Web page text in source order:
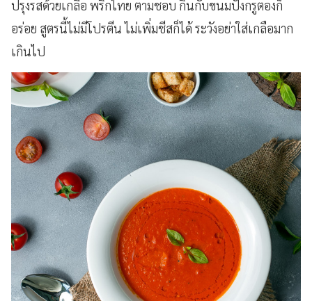
ปรุงรสด้วยเกลือ พริกไทย ตามชอบ กินกับขนมปังกรูตองก็
อร่อย สูตรนี้ไม่มีโปรตีน ไม่เพิ่มชีสก็ได้ ระวังอย่าใส่เกลือมาก
เกินไป